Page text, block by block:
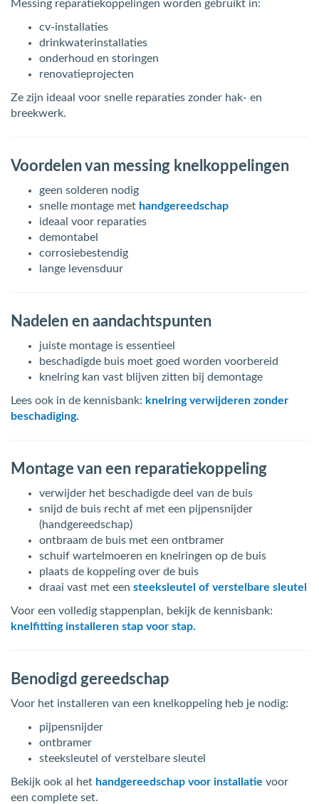
Messing reparatiekoppelingen worden gebruikt in:
cv-installaties
drinkwaterinstallaties
onderhoud en storingen
renovatieprojecten
Ze zijn ideaal voor snelle reparaties zonder hak- en
breekwerk.
Voordelen van messing knelkoppelingen
geen solderen nodig
snelle montage met handgereedschap
ideaal voor reparaties
demontabel
corrosiebestendig
lange levensduur
Nadelen en aandachtspunten
juiste montage is essentieel
beschadigde buis moet goed worden voorbereid
knelring kan vast blijven zitten bij demontage
Lees ook in de kennisbank: knelring verwijderen zonder
beschadiging.
Montage van een reparatiekoppeling
verwijder het beschadigde deel van de buis
snijd de buis recht af met een pijpensnijder
(handgereedschap)
ontbraam de buis met een ontbramer
schuif wartelmoeren en knelringen op de buis
plaats de koppeling over de buis
draai vast met een steeksleutel of verstelbare sleutel
Voor een volledig stappenplan, bekijk de kennisbank:
knelfitting installeren stap voor stap.
Benodigd gereedschap
Voor het installeren van een knelkoppeling heb je nodig:
pijpensnijder
ontbramer
steeksleutel of verstelbare sleutel
Bekijk ook al het handgereedschap voor installatie voor
een complete set.